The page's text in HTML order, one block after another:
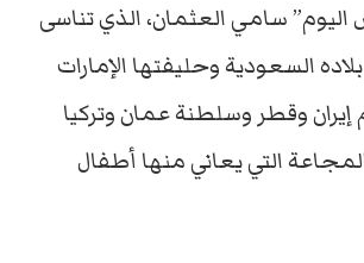
سامي العثمان، الذي تناسى
السعودية وحليفتها الإمارات
إيران وقطر وسلطنة عمان وتركيا
التي يعاني منها أطفال